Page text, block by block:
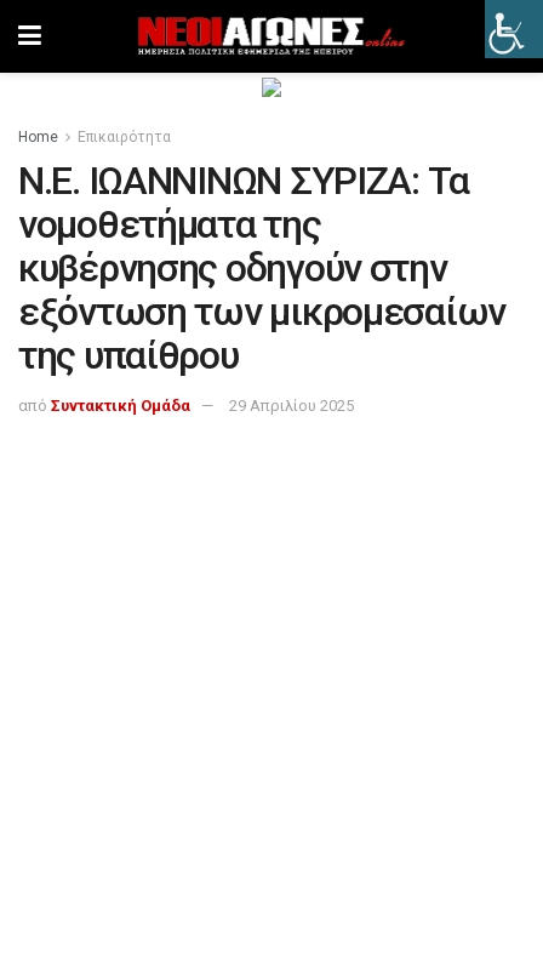
Home Επικαιρότητα
Ν.Ε. ΙΩΑΝΝΙΝΩΝ ΣΥΡΙΖΑ: Τα
νομοθετήματα της
κυβέρνησης οδηγούν στην
εξόντωση των μικρομεσαίων
της υπαίθρου
από Συντακτική Ομάδα 29 Απριλίου 2025